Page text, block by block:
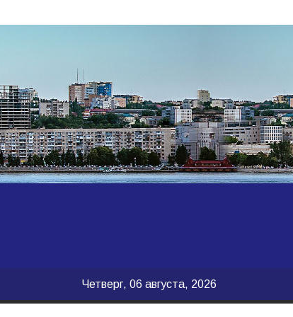
Четверг, 06 августа, 2026